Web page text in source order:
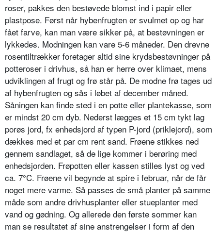
roser, pakkes den bestøvede blomst ind i papir eller
plastpose. Først når hybenfrugten er svulmet op og har
fået farve, kan man være sikker på, at bestøvningen er
lykkedes. Modningen kan vare 5-6 måneder. Den drevne
rosentiltrækker foretager altid sine krydsbestøvninger på
potteroser i drivhus, så han er herre over klimaet, mens
udviklingen af frugt og frø står på. De modne frø tages ud
af hybenfrugten og sås i løbet af december måned.
Såningen kan finde sted i en potte eller plantekasse, som
er mindst 20 cm dyb. Ne­derst lægges et 15 cm tykt lag
porøs jord, fx enhedsjord af typen P-jord (priklejord), som
dækkes med et par cm rent sand. Frøene stikkes ned
gennem sandlaget, så de lige kommer i berøring med
enhedsjorden. Frøpotten eller kassen stilles lyst og ved
ca. 7°C. Frøene vil begyn­de at spire i februar, når de får
noget mere varme. Så passes de små planter på samme
måde som andre driv­husplanter eller stueplanter med
vand og gødning. Og allerede den første sommer kan
man se resultatet af sine anstrengelser i form af den